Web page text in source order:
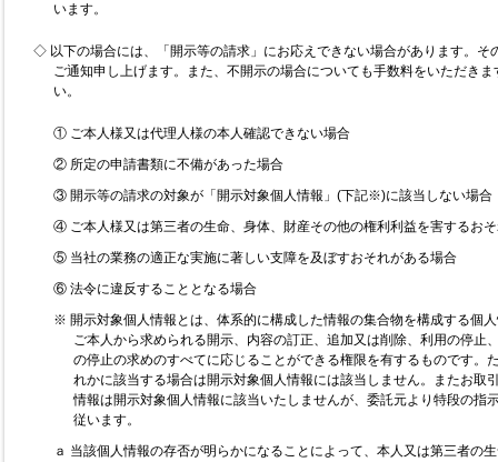
います。
◇ 以下の場合には、「開示等の請求」にお応えできない場合があります。そ
ご通知申し上げます。また、不開示の場合についても手数料をいただき
い。
① ご本人様又は代理人様の本人確認できない場合
② 所定の申請書類に不備があった場合
③ 開示等の請求の対象が「開示対象個人情報」(下記※)に該当しない場合
④ ご本人様又は第三者の生命、身体、財産その他の権利利益を害するお
⑤ 当社の業務の適正な実施に著しい支障を及ぼすおそれがある場合
⑥ 法令に違反することとなる場合
※ 開示対象個人情報とは、体系的に構成した情報の集合物を構成する個
ご本人から求められる開示、内容の訂正、追加又は削除、利用の停止
の停止の求めのすべてに応じることができる権限を有するものです。
れかに該当する場合は開示対象個人情報には該当しません。またお取
情報は開示対象個人情報に該当いたしませんが、委託元より特段の指
従います。
ａ 当該個人情報の存否が明らかになることによって、本人又は第三者の